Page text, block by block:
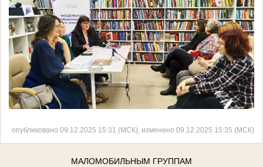
опубликовано 09.12.2025 15:31 (МСК), изменено 09.12.2025 15:35 (МСК)
МАЛОМОБИЛЬНЫМ ГРУППАМ